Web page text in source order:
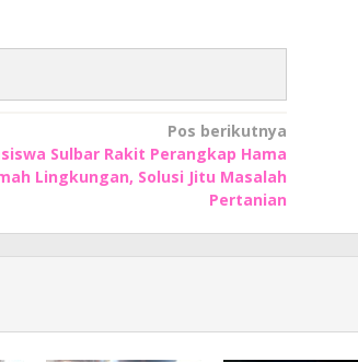
Pos berikutnya
Sulbar Rakit Perangkap Hama
Lingkungan, Solusi Jitu Masalah
Pertanian